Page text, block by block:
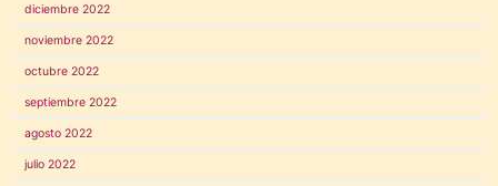
diciembre 2022
noviembre 2022
octubre 2022
septiembre 2022
agosto 2022
julio 2022